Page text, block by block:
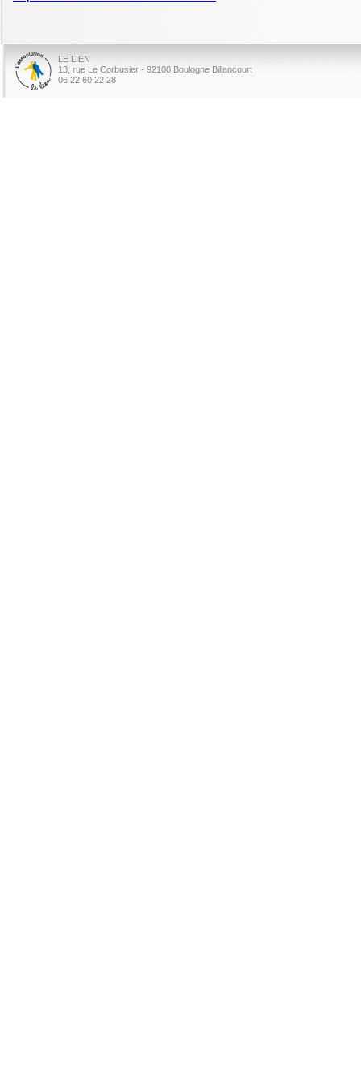
LE LIEN
13, rue Le Corbusier - 92100 Boulogne Billancourt
06 22 60 22 28